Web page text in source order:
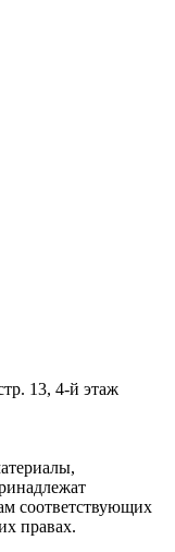
13, 4-й этаж
соответствующих
правах.